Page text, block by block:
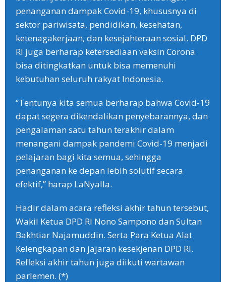
penanganan dampak Covid-19, khususnya di
sektor pariwisata, pendidikan, kesehatan,
ketenagakerjaan, dan kesejahteraan sosial. DPD
RI juga berharap ketersediaan vaksin Corona
bisa ditingkatkan untuk bisa memenuhi
kebutuhan seluruh rakyat Indonesia.
“Tentunya kita semua berharap bahwa Covid-19
dapat segera dikendalikan penyebarannya, dan
pengalaman satu tahun terakhir dalam
menangani dampak pandemi Covid-19 menjadi
pelajaran bagi kita semua, sehingga
penanganan ke depan lebih solutif secara
efektif,” harap LaNyalla.
Hadir dalam acara refleksi akhir tahun tersebut,
Wakil Ketua DPD RI Nono Sampono dan Sultan
Bakhtiar Najamuddin. Serta Para Ketua Alat
Kelengkapan dan jajaran kesekjenan DPD RI.
Refleksi akhir tahun juga diikuti wartawan
parlemen. (*)